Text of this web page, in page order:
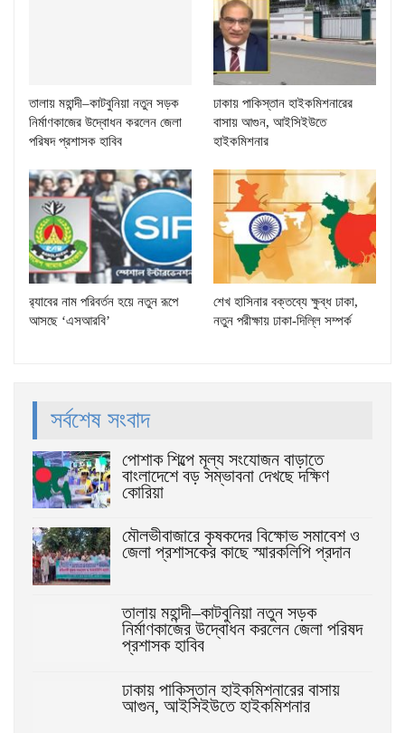
তালায় মহান্দী–কাটবুনিয়া নতুন সড়ক
নির্মাণকাজের উদ্বোধন করলেন জেলা
পরিষদ প্রশাসক হাবিব
ঢাকায় পাকিস্তান হাইকমিশনারের
বাসায় আগুন, আইসিইউতে
হাইকমিশনার
র‌্যাবের নাম পরিবর্তন হয়ে নতুন রূপে
আসছে ‘এসআরবি’
শেখ হাসিনার বক্তব্যে ক্ষুব্ধ ঢাকা,
নতুন পরীক্ষায় ঢাকা-দিল্লি সম্পর্ক
সর্বশেষ সংবাদ
পোশাক শিল্পে মূল্য সংযোজন বাড়াতে
বাংলাদেশে বড় সম্ভাবনা দেখছে দক্ষিণ
কোরিয়া
মৌলভীবাজারে কৃষকদের বিক্ষোভ সমাবেশ ও
জেলা প্রশাসকের কাছে স্মারকলিপি প্রদান
তালায় মহান্দী–কাটবুনিয়া নতুন সড়ক
নির্মাণকাজের উদ্বোধন করলেন জেলা পরিষদ
প্রশাসক হাবিব
ঢাকায় পাকিস্তান হাইকমিশনারের বাসায়
আগুন, আইসিইউতে হাইকমিশনার